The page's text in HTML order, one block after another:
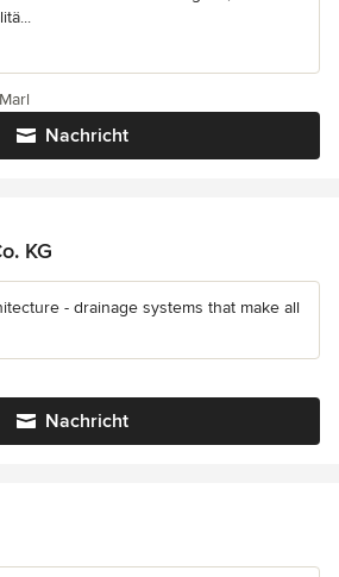
Nachricht
KG
- drainage systems that make all
Nachricht